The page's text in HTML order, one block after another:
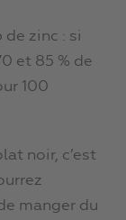
zinc : si
et 85 % de
100
noir, c’est
manger du